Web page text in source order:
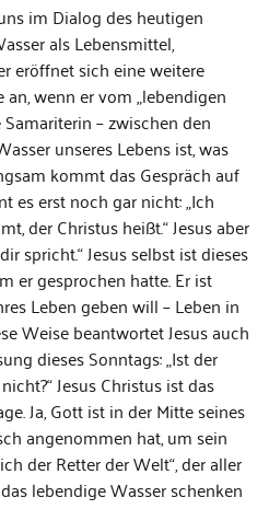
im Dialog des heutigen
als Lebensmittel,
eröffnet sich eine weitere
wenn er vom „lebendigen
– zwischen den
unseres Lebens ist, was
kommt das Gespräch auf
es erst noch gar nicht: „Ich
der Christus heißt.“ Jesus aber
spricht.“ Jesus selbst ist dieses
er gesprochen hatte. Er ist
Leben geben will – Leben in
Weise beantwortet Jesus auch
dieses Sonntags: „Ist der
Jesus Christus ist das
Ja, Gott ist in der Mitte seines
angenommen hat, um sein
der Retter der Welt“, der aller
lebendige Wasser schenken